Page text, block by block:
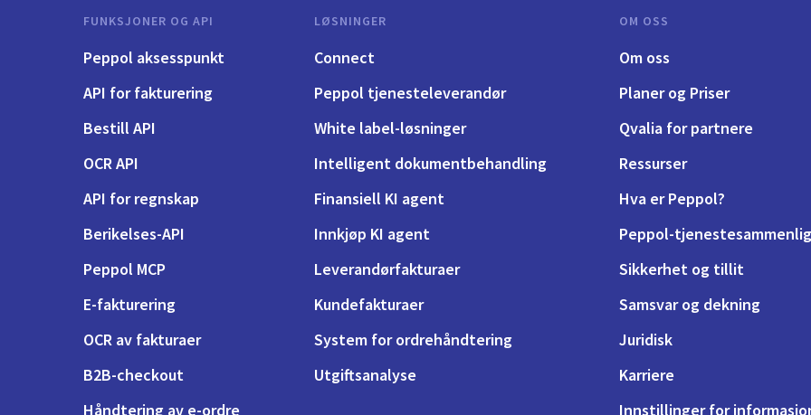
FUNKSJONER OG API
Peppol aksesspunkt
API for fakturering
Bestill API
OCR API
API for regnskap
Berikelses-API
Peppol MCP
E-fakturering
OCR av fakturaer
B2B-checkout
Håndtering av e-ordre
LØSNINGER
Connect
Peppol tjenesteleverandør
White label-løsninger
Intelligent dokumentbehandling
Finansiell KI agent
Innkjøp KI agent
Leverandørfakturaer
Kundefakturaer
System for ordrehåndtering
Utgiftsanalyse
OM OSS
Om oss
Planer og Priser
Qvalia for partnere
Ressurser
Hva er Peppol?
Peppol-
Sikkerhet og tillit
Samsvar og dekning
Juridisk
Karriere
Innstillinger for